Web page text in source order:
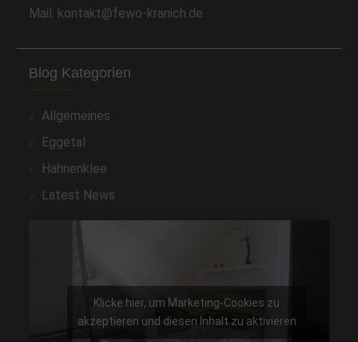
Mail: kontakt@fewo-kranich.de
Blog Kategorien
Allgemeines
Eggetal
Hahnenklee
Latest News
Klicke hier, um Marketing-Cookies zu
akzeptieren und diesen Inhalt zu aktivieren